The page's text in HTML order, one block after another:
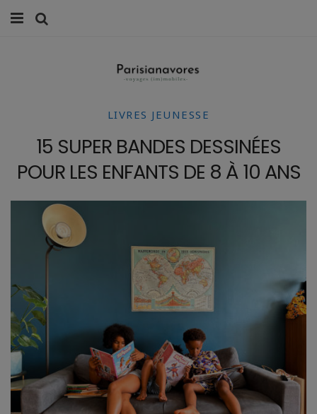
FAMILLE
VOYAGES
WEEK-ENDS
CULTURE
0 ITEMS -0,00€
LIVRES JEUNESSE
15 SUPER BANDES DESSINÉES
POUR LES ENFANTS DE 8 À 10 ANS